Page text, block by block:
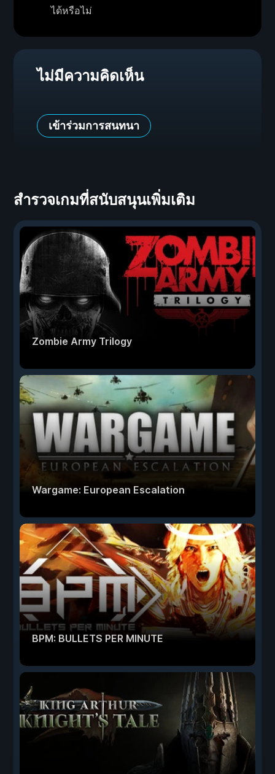
ได้หรือไม่
ไม่มีความคิดเห็น
เข้าร่วมการสนทนา
สำรวจเกมที่สนับสนุนเพิ่มเติม
Zombie Army Trilogy
Wargame: European Escalation
BPM: BULLETS PER MINUTE